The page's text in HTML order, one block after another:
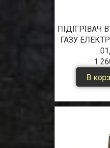
ПІДІГРІВАЧ
ГАЗУ
1
В